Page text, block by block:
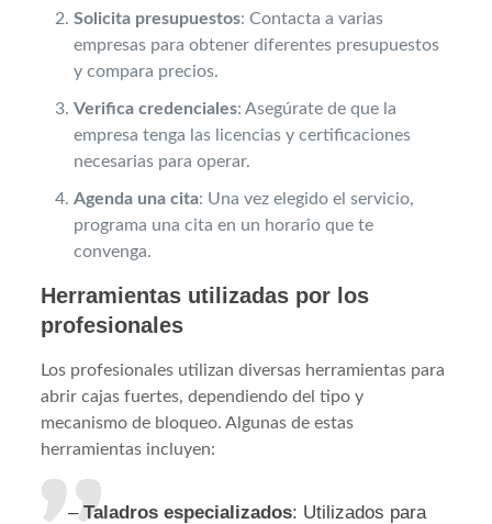
Solicita presupuestos: Contacta a varias
empresas para obtener diferentes presupuestos
y compara precios.
Verifica credenciales: Asegúrate de que la
empresa tenga las licencias y certificaciones
necesarias para operar.
Agenda una cita: Una vez elegido el servicio,
programa una cita en un horario que te
convenga.
Herramientas utilizadas por los
profesionales
Los profesionales utilizan diversas herramientas para
abrir cajas fuertes, dependiendo del tipo y
mecanismo de bloqueo. Algunas de estas
herramientas incluyen:
–Taladros especializados: Utilizados para